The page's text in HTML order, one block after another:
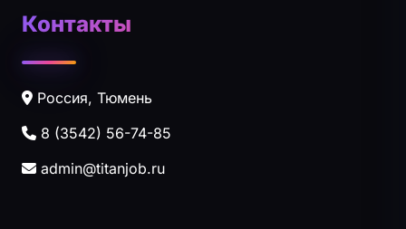
Контакты
Россия, Тюмень
8 (3542) 56-74-85
admin@titanjob.ru